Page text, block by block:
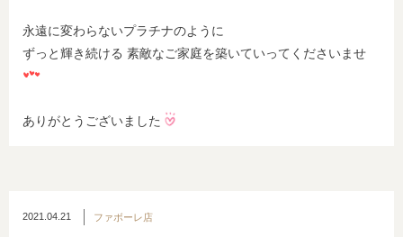
永遠に変わらないプラチナのように
ずっと輝き続ける 素敵なご家庭を築いていってくださいませ
ありがとうございました
2021.04.21 ファボーレ店